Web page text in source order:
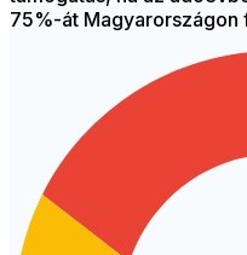
75%-át Magyarországon